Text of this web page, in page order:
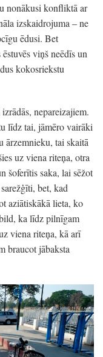
nonākusi konfliktā ar
izskaidrojuma – ne
ēdusi. Bet
viņš neēdīs un
kokosriekstu
nepareizajiem.
līdz tai, jāmēro vairāki
ārzemnieku, tai skaitā
uz viena riteņa, otra
šoferītis saka, lai sēžot
bet, kad
aziātiskākā lieta, ko
ka līdz pilnīgam
viena riteņa, kā arī
braucot jābaksta